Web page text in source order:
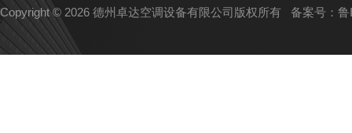
Copyright © 2026 德州卓达空调设备有限公司版权所有 备案号：